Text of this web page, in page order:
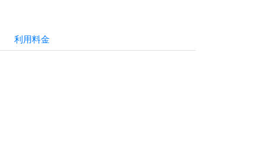
利用料金